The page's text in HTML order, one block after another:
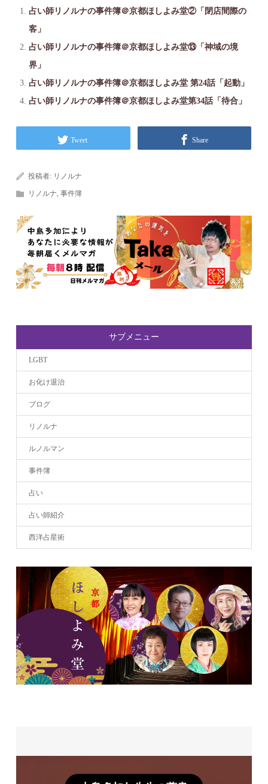
占い師リノルナの事件簿＠京都ほしよみ堂②「閉店間際の
客」
占い師リノルナの事件簿＠京都ほしよみ堂⑬「神域の境
界」
占い師リノルナの事件簿＠京都ほしよみ堂 第24話「起動」
占い師リノルナの事件簿＠京都ほしよみ堂第34話「待合」
Tweet Share
投稿者: リノルナ
リノルナ,事件簿
サブメニュー
LGBT
お化け退治
ブログ
リノルナ
ルノルマン
事件簿
占い
占い師紹介
西洋占星術